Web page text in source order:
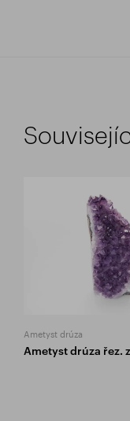
Ametyst drúza
Ametyst drúza řez.